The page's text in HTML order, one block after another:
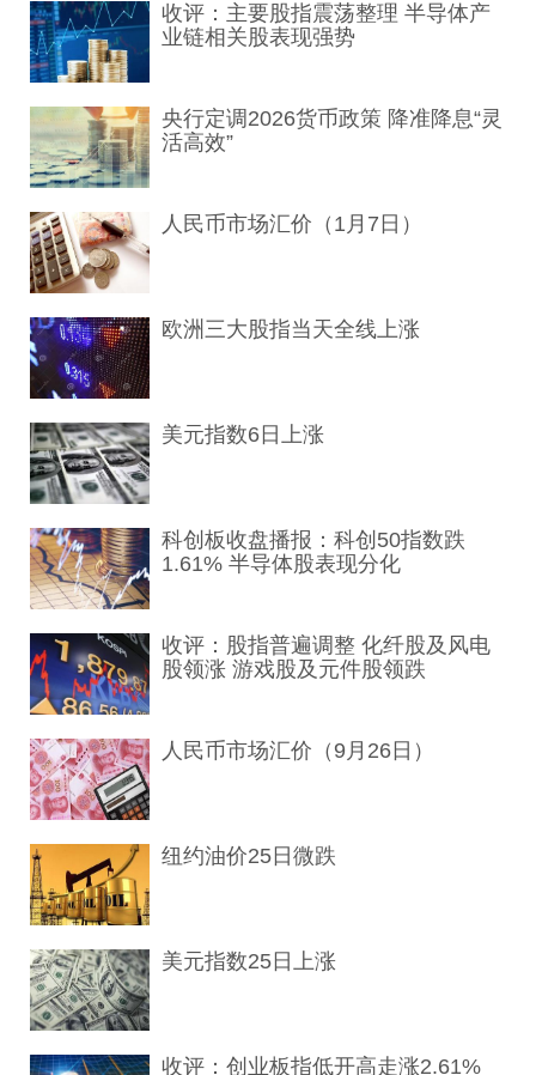
收评：主要股指震荡整理 半导体产
业链相关股表现强势
央行定调2026货币政策 降准降息“灵
活高效”
人民币市场汇价（1月7日）
欧洲三大股指当天全线上涨
美元指数6日上涨
科创板收盘播报：科创50指数跌
1.61% 半导体股表现分化
收评：股指普遍调整 化纤股及风电
股领涨 游戏股及元件股领跌
人民币市场汇价（9月26日）
纽约油价25日微跌
美元指数25日上涨
收评：创业板指低开高走涨2.61%